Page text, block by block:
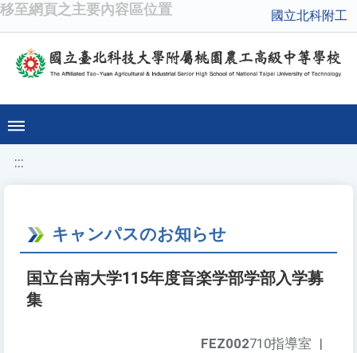
移至網頁之主要內容區位置 國立北科附工
:::
キャンパスのお知らせ
国立台南大学115年度音楽学部学部入学募
集
FEZ002710指導室 |